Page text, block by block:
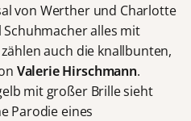
von Werther und Charlotte
alles mit
auch die knallbunten,
Valerie Hirschmann.
mit großer Brille sieht
Parodie eines